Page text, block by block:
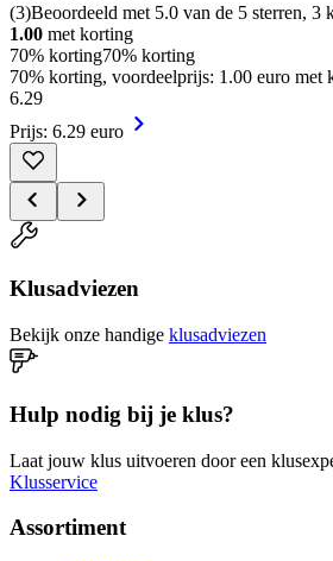
(3)Beoordeeld met 5.0 van de 5 sterren, 3
1.00 met korting
70% korting70% korting
70% korting, voordeelprijs: 1.00 euro met
6.29
Prijs: 6.29 euro
Klusadviezen
Bekijk onze handige klusadviezen
Hulp nodig bij je klus?
Laat jouw klus uitvoeren door een
Klusservice
Assortiment